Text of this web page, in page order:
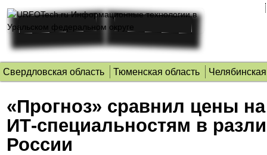
Свердловская область Тюменская область
«Прогноз» сравнил цены
ИТ-специальностям в
России